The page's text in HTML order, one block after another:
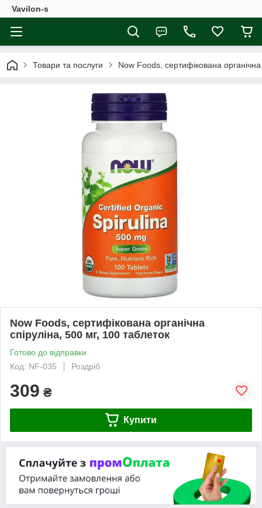
Vavilon-s
Товари та послуги Now Foods, сертифікована
Now Foods, сертифікована органічна
спіруліна, 500 мг, 100 таблеток
Готово до відправки
Код: NF-035
Роздріб
309 ₴
Купити